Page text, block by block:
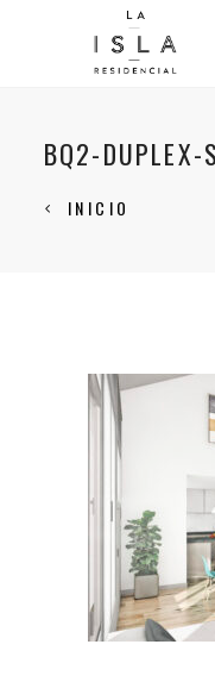
BQ2-DUPLEX-
INICIO